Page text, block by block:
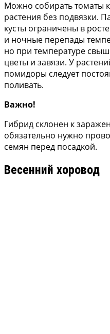
Можно собирать томаты
растения без подвязки.
кусты ограничены в
и ночные перепады
но при температуре
цветы и завязи. У
помидоры следует
поливать.
Важно!
Гибрид склонен к
обязательно нужно
семян перед посадкой.
Весенний хоровод